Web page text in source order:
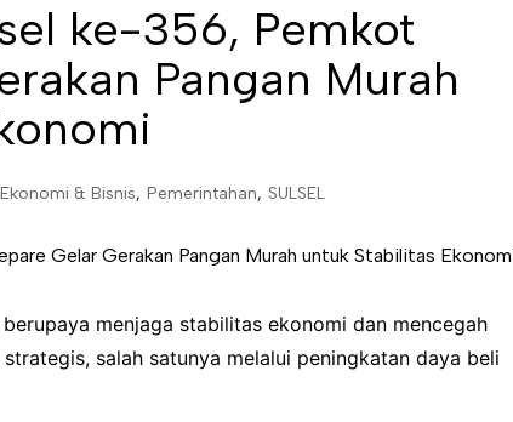
ke-356, Pemkot
Pangan Murah
Ekonomi & Bisnis, Pemerintahan, SULSEL
berupaya menjaga stabilitas ekonomi dan mencegah
salah satunya melalui peningkatan daya beli